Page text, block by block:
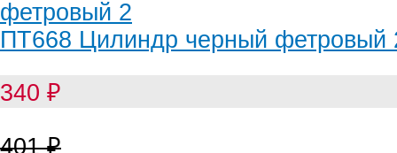
ПТ668 Цилиндр черный фетровый
340 ₽
401₽